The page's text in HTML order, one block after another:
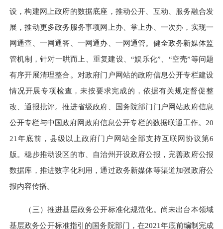
设，构建网上政府的数据底座，推动公开、互动、服务融合发
展，推动更多政务服务事项网上办、掌上办、一次办，实现一
网通查、一网通答、一网通办、一网通管。健全政务新媒体监
管机制，针对一哄而上、重复建设、“娱乐化”、“空壳”等问题
有序开展清理整合。对政府门户网站的政府信息公开专栏建设
情况开展专项检查，未按要求完成的，依据有关规定督促整
改、通报批评。推进省级政府、国务院部门门户网站政府信息
公开专栏与中国政府网政府信息公开专栏的数据联通工作。20
21年底前，县级以上政府门户网站全部支持互联网协议第6
版。稳步推动设区的市、自治州开设政府公报，完善政府公报
数据库，推进数字化利用，通过政务新媒体等渠道加强政府公
报内容传播。
（三）推进基层政务公开标准化规范化。 尚未出台本领域
基层政务公开标准指引的国务院部门，在2021年底前编制完成